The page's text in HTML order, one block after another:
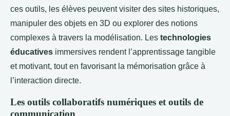
ces outils, les élèves peuvent visiter des sites historiques,
manipuler des objets en 3D ou explorer des notions
complexes à travers la modélisation. Les technologies
éducatives immersives rendent l’apprentissage tangible
et motivant, tout en favorisant la mémorisation grâce à
l’interaction directe.
Les outils collaboratifs numériques et outils de
communication